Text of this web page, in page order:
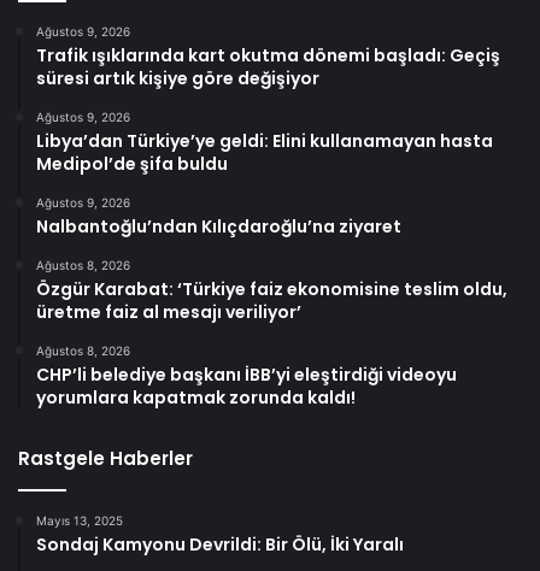
Ağustos 9, 2026
Trafik ışıklarında kart okutma dönemi başladı: Geçiş
süresi artık kişiye göre değişiyor
Ağustos 9, 2026
Libya’dan Türkiye’ye geldi: Elini kullanamayan hasta
Medipol’de şifa buldu
Ağustos 9, 2026
Nalbantoğlu’ndan Kılıçdaroğlu’na ziyaret
Ağustos 8, 2026
Özgür Karabat: ‘Türkiye faiz ekonomisine teslim oldu,
üretme faiz al mesajı veriliyor’
Ağustos 8, 2026
CHP’li belediye başkanı İBB’yi eleştirdiği videoyu
yorumlara kapatmak zorunda kaldı!
Rastgele Haberler
Mayıs 13, 2025
Sondaj Kamyonu Devrildi: Bir Ölü, İki Yaralı